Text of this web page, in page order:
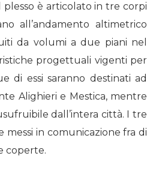
plesso è articolato in tre corpi
all’andamento altimetrico
da volumi a due piani nel
progettuali vigenti per
di essi saranno destinati ad
Alighieri e Mestica, mentre
dall’intera città. I tre
in comunicazione fra di
coperte.